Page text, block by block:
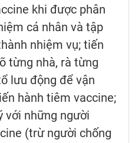
khi được phân
cá nhân và tập
nhiệm vụ; tiến
từng nhà, rà từng
lưu động để vận
hành tiêm vaccine;
với những người
(trừ người chống